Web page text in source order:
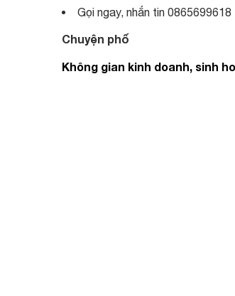
Gọi ngay, nhắn tin
Chuyện phố
Không gian kinh doanh, sinh